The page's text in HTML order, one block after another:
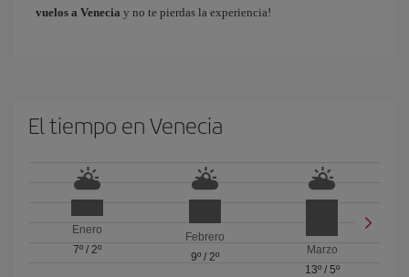
vuelos a Venecia y no te pierdas la experiencia!
El tiempo en Venecia
Enero
7º/ 2º
Febrero
9º/ 2º
Marzo
13º/ 5º